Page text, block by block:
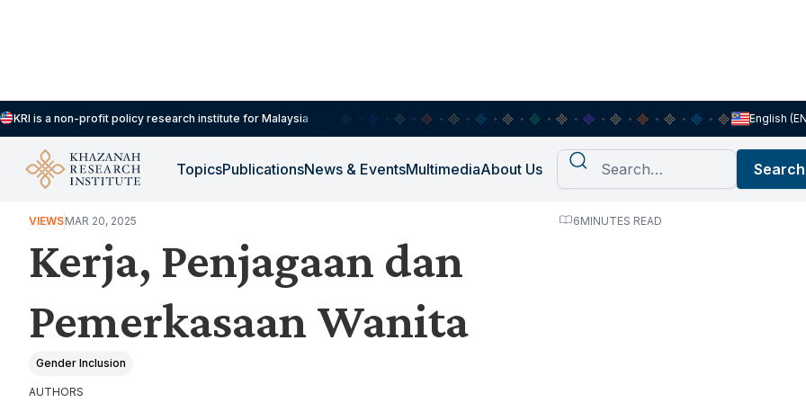
KRI is a non-profit policy research institute for Malaysia English
TopicsPublicationsNews & EventsMultimediaAbout Us
WORK, JOBS & LIVELIHOODS
VIEWSMAR 20, 2025 6MINUTES READ
Kerja, Penjagaan dan
Pemerkasaan Wanita
Gender Inclusion
AUTHORS